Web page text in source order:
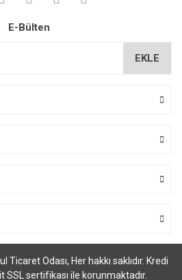
bilgiler bulunuyor.
E-Bülten
EKLE
Odası, Her hakkı saklıdır. Kredi
SSL sertifikası ile korunmaktadır.